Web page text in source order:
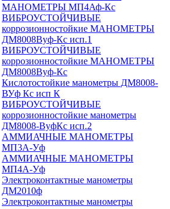
МАНОМЕТРЫ МП4Аф-Кс
ВИБРОУСТОЙЧИВЫЕ
коррозионностойкие МАНОМЕТРЫ
ДМ8008Вуф-Кс исп.1
ВИБРОУСТОЙЧИВЫЕ
коррозионностойкие МАНОМЕТРЫ
ДМ8008Вуф-Кс
Кислотостойкие манометры ДМ8008-
ВУф Кс исп К
ВИБРОУСТОЙЧИВЫЕ
коррозионностойкие манометры
ДМ8008-ВуфКс исп.2
АММИАЧНЫЕ МАНОМЕТРЫ
МП3А-Уф
АММИАЧНЫЕ МАНОМЕТРЫ
МП4А-Уф
Электроконтактные манометры
ДМ2010ф
Электроконтактные манометры